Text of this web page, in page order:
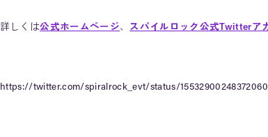
詳しくは公式ホームページ、 スパイルロック公式Twitterア
https://twitter.com/spiralrock_evt/status/